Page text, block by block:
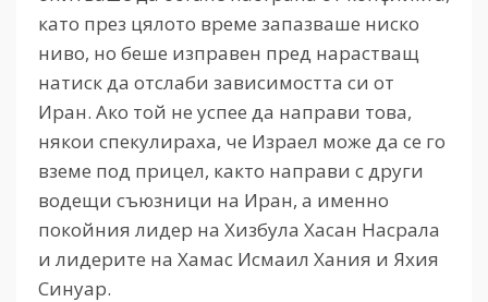
като през цялото време запазваше ниско
ниво, но беше изправен пред нарастващ
натиск да отслаби зависимостта си от
Иран. Ако той не успее да направи това,
някои спекулираха, че Израел може да се го
вземе под прицел, както направи с други
водещи съюзници на Иран, а именно
покойния лидер на Хизбула Хасан Насрала
и лидерите на Хамас Исмаил Хания и Яхия
Синуар.